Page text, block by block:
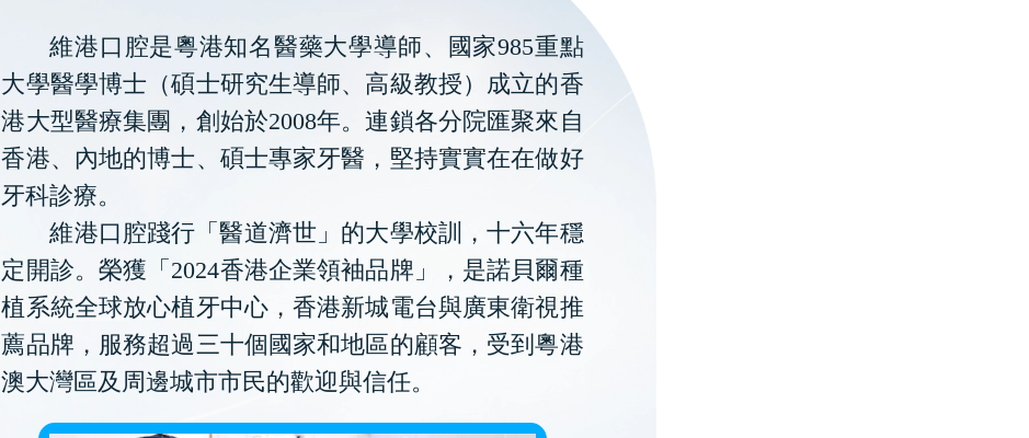
維港口腔是粵港知名醫藥大學導師、國家985重點
大學醫學博士（碩士研究生導師、高級教授）成立的香
港大型醫療集團，創始於2008年。連鎖各分院匯聚來自
香港、內地的博士、碩士專家牙醫，堅持實實在在做好
牙科診療。
維港口腔踐行「醫道濟世」的大學校訓，十六年穩
定開診。榮獲「2024香港企業領袖品牌」，是諾貝爾種
植系統全球放心植牙中心，香港新城電台與廣東衛視推
薦品牌，服務超過三十個國家和地區的顧客，受到粵港
澳大灣區及周邊城市市民的歡迎與信任。